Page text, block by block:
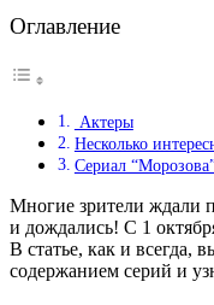
Оглавление
Актеры
Несколько
Сериал
Многие зрители ждали
и дождались! С 1
В статье, как и всегда,
содержанием серий и